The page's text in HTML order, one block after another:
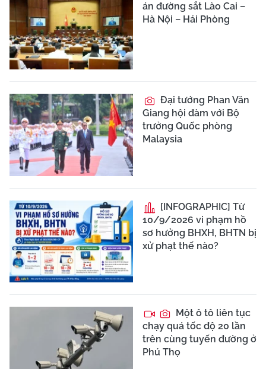
án đường sắt Lào Cai –
Hà Nội – Hải Phòng
Đại tướng Phan Văn
Giang hội đàm với Bộ
trưởng Quốc phòng
Malaysia
[INFOGRAPHIC] Từ
10/9/2026 vi phạm hồ
sơ hưởng BHXH, BHTN bị
xử phạt thế nào?
Một ô tô liên tục
chạy quá tốc độ 20 lần
trên cùng tuyến đường ở
Phú Thọ